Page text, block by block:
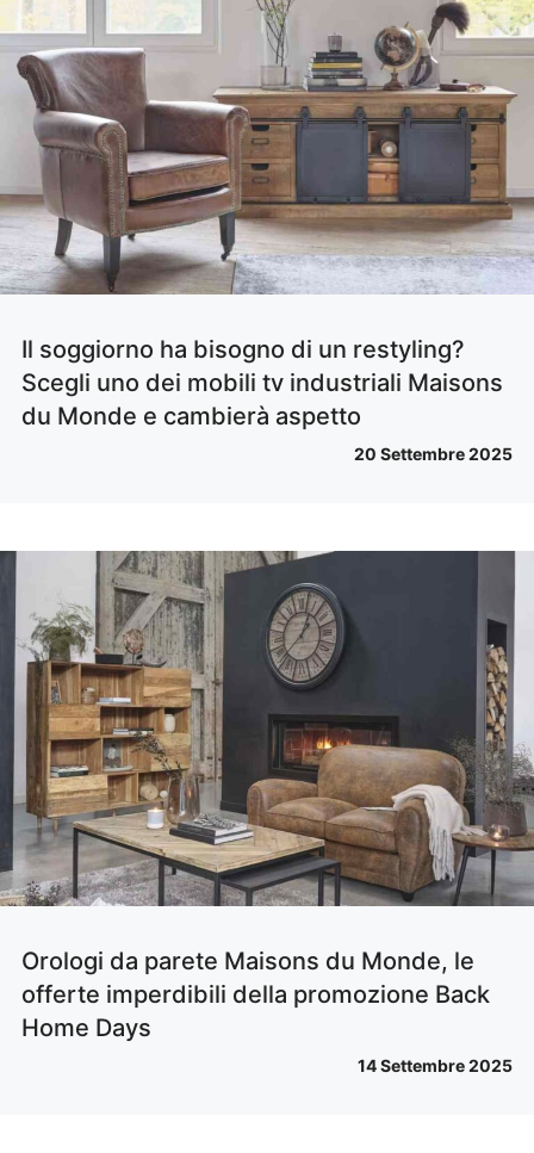
Il soggiorno ha bisogno di un restyling?
Scegli uno dei mobili tv industriali Maisons
du Monde e cambierà aspetto
20 Settembre 2025
Orologi da parete Maisons du Monde, le
offerte imperdibili della promozione Back
Home Days
14 Settembre 2025